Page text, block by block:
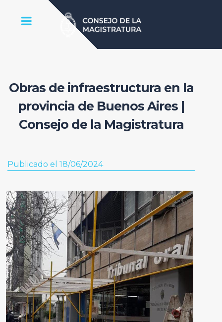
Obras de infraestructura en la
provincia de Buenos Aires |
Consejo de la Magistratura
Publicado el 18/06/2024